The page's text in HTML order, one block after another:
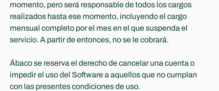
momento, pero será responsable de todos los cargos
realizados hasta ese momento, incluyendo el cargo
mensual completo por el mes en el que suspenda el
servicio. A partir de entonces, no se le cobrará.
Ábaco se reserva el derecho de cancelar una cuenta o
impedir el uso del Software a aquellos que no cumplan
con las presentes condiciones de uso.